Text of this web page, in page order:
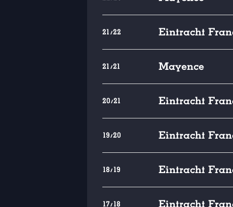
21/22 Eintracht
21/21 Mayence
20/21 Eintracht
19/20 Eintracht
18/19 Eintracht
17/18 Eintracht